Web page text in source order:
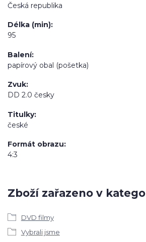
Česká republika
Délka (min)
95
Balení
papírový obal (pošetka)
Zvuk
DD 2.0 česky
Titulky
české
Formát obrazu
4:3
Zboží zařazeno v
DVD filmy
Vybrali jsme